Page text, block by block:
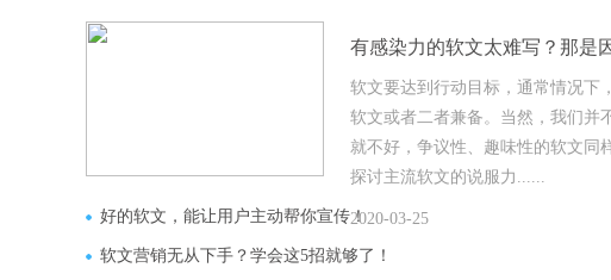
有感染力的软文太难写？那是
软文要达到行动目标，通常情况下
软文或者二者兼备。当然，我们并
就不好，争议性、趣味性的软文同
探讨主流软文的说服力......
2020-03-25
好的软文，能让用户主动帮你宣传！
软文营销无从下手？学会这5招就够了！